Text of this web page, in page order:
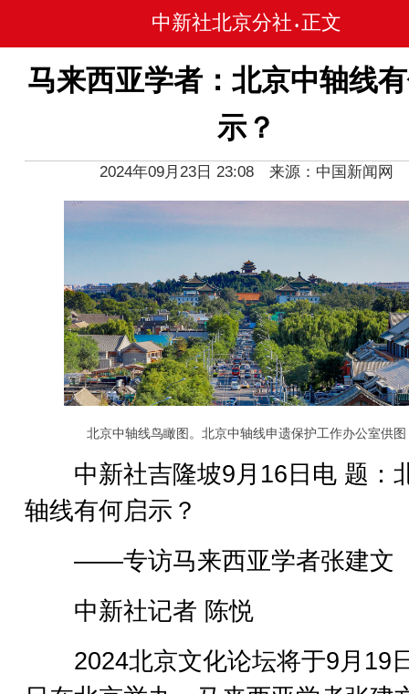
中新社北京分社 • 正文
马来西亚学者：北京中轴线
示？
2024年09月23日 23:08 来源：中国新闻网
北京中轴线鸟瞰图。北京中轴线申遗保护工作办公室供图
中新社吉隆坡9月16日电 题：
轴线有何启示？
——专访马来西亚学者张建文
中新社记者 陈悦
2024北京文化论坛将于9月19